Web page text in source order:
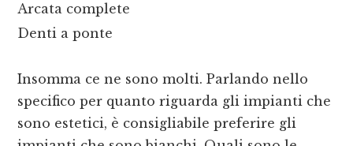
Arcata complete
Denti a ponte
Insomma ce ne sono molti. Parlando nello
specifico per quanto riguarda gli impianti che
sono estetici, è consigliabile preferire gli